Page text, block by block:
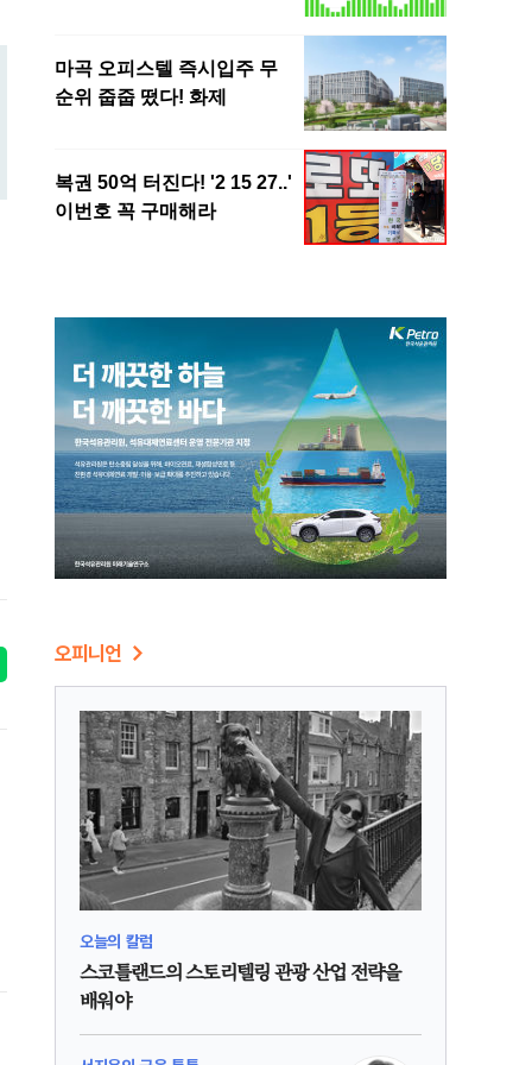
오피니언
오늘의 칼럼
스코틀랜드의 스토리텔링 관광 산업 전략을
배워야